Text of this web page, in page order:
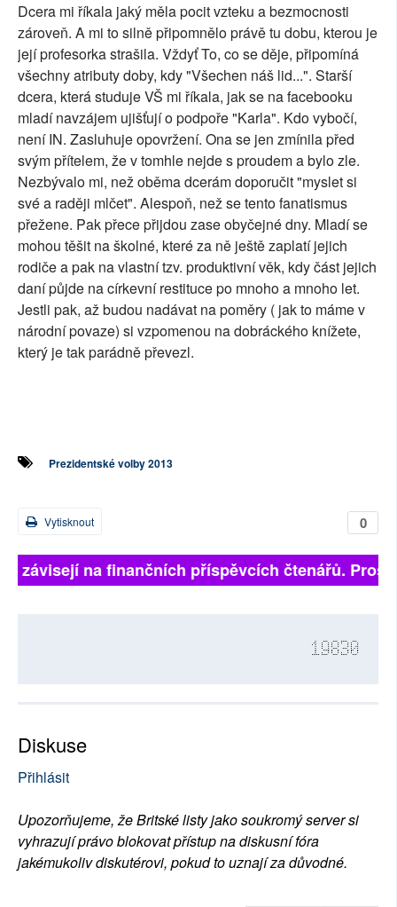
Dcera mi říkala jaký měla pocit vzteku a bezmocnosti
zároveň. A mi to silně připomnělo právě tu dobu, kterou je
její profesorka strašila. Vždyť To, co se děje, připomíná
všechny atributy doby, kdy "Všechen náš lid...". Starší
dcera, která studuje VŠ mi říkala, jak se na facebooku
mladí navzájem ujišťují o podpoře "Karla". Kdo vybočí,
není IN. Zasluhuje opovržení. Ona se jen zmínila před
svým přítelem, že v tomhle nejde s proudem a bylo zle.
Nezbývalo mi, než oběma dcerám doporučit "myslet si
své a raději mlčet". Alespoň, než se tento fanatismus
přežene. Pak přece přijdou zase obyčejné dny. Mladí se
mohou těšit na školné, které za ně ještě zaplatí jejich
rodiče a pak na vlastní tzv. produktivní věk, kdy část jejich
daní půjde na církevní restituce po mnoho a mnoho let.
Jestli pak, až budou nadávat na poměry ( jak to máme v
národní povaze) si vzpomenou na dobráckého knížete,
který je tak parádně převezl.
Prezidentské volby 2013
0
Vytisknout
závisejí na finančních příspěvcích čtenářů.
19830
Diskuse
Přihlásit
Upozorňujeme, že Britské listy jako soukromý server si
vyhrazují právo blokovat přístup na diskusní fóra
jakémukoliv diskutérovi, pokud to uznají za důvodné.